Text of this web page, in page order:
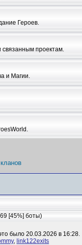
Героев.
проектам.
и Магии.
[45%] боты)
было 20.03.2026 в 16:28.
, link122exits